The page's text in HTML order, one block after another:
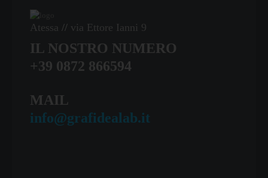
Atessa // via Ettore Ianni 9
IL NOSTRO NUMERO
+39 0872 866594
MAIL
info@grafidealab.it